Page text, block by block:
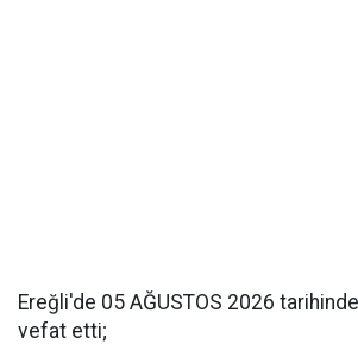
Ereğli'de 05 AĞUSTOS 2026
vefat etti;